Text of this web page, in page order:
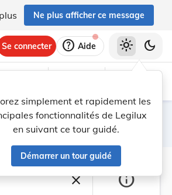
Ne plus afficher ce message
Se connecter help Aide
simplement et rapidement les
fonctionnalités de Legilux
en suivant ce tour guidé.
Démarrer un tour guidé
light_mode dark_mode
la recherche
Filtres
closeFermer la barre
info